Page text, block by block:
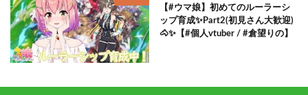
【#ウマ娘】初めてのルーラーシ
ップ育成✨Part2(初見さん大歓迎)
🐴✨【#個人vtuber / #倉望りの】